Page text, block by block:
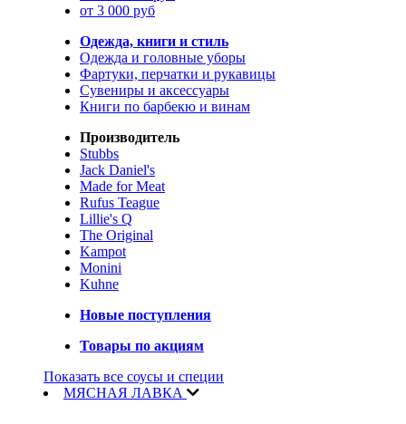
от 3 000 руб
Одежда, книги и стиль
Одежда и головные уборы
Фартуки, перчатки и рукавицы
Сувениры и аксессуары
Книги по барбекю и винам
Производитель
Stubbs
Jack Daniel's
Made for Meat
Rufus Teague
Lillie's Q
The Original
Kampot
Monini
Kuhne
Новые поступления
Товары по акциям
Показать все соусы и специи
МЯСНАЯ ЛАВКА